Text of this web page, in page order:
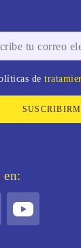
de
en: